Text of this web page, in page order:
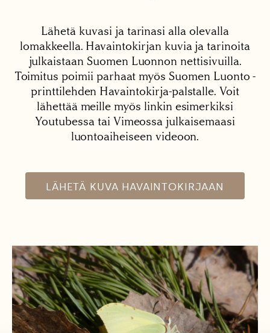
Lähetä kuvasi ja tarinasi alla olevalla
lomakkeella. Havaintokirjan kuvia ja tarinoita
julkaistaan Suomen Luonnon nettisivuilla.
Toimitus poimii parhaat myös Suomen Luonto -
printtilehden Havaintokirja-palstalle. Voit
lähettää meille myös linkin esimerkiksi
Youtubessa tai Vimeossa julkaisemaasi
luontoaiheiseen videoon.
LÄHETÄ KUVA HAVAINTOKIRJAAN